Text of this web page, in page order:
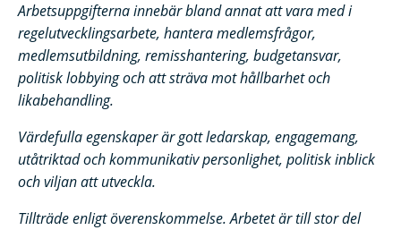
Arbetsuppgifterna innebär bland annat att vara med i
regelutvecklingsarbete, hantera medlemsfrågor,
medlemsutbildning, remisshantering, budgetansvar,
politisk lobbying och att sträva mot hållbarhet och
likabehandling.
Värdefulla egenskaper är gott ledarskap, engagemang,
utåtriktad och kommunikativ personlighet, politisk inblick
och viljan att utveckla.
Tillträde enligt överenskommelse. Arbetet är till stor del